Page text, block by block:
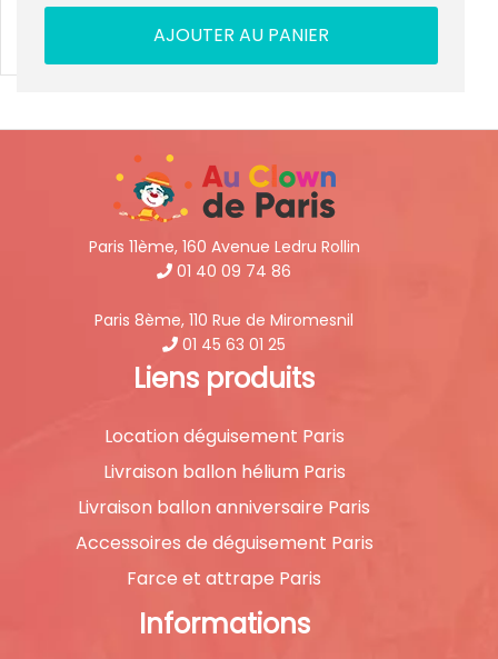
AJOUTER AU PANIER
Paris 11ème, 160 Avenue Ledru Rollin
01 40 09 74 86
Paris 8ème, 110 Rue de Miromesnil
01 45 63 01 25
Liens produits
Location déguisement Paris
Livraison ballon hélium Paris
Livraison ballon anniversaire Paris
Accessoires de déguisement Paris
Farce et attrape Paris
Informations